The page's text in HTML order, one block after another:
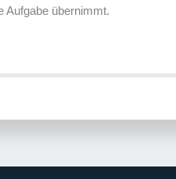
Aufgabe übernimmt.